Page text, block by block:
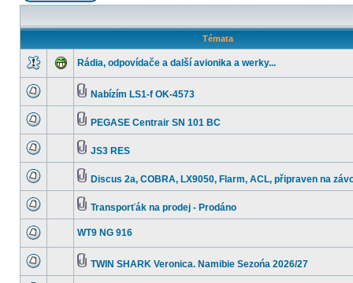
Témata
Rádia, odpovídače a další avionika a werky...
Nabízím LS1-f OK-4573
PEGASE Centrair SN 101 BC
JS3 RES
Discus 2a, COBRA, LX9050, Flarm, ACL, připraven na
Transporťák na prodej - Prodáno
WT9 NG 916
TWIN SHARK Veronica. Namibie Sezońa 2026/27